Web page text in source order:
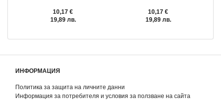
10,17 €
19,89 лв.
10,17 €
19,89 лв.
ИНФОРМАЦИЯ
Политика за защита на личните данни
Информация за потребителя и условия за ползване на сайта